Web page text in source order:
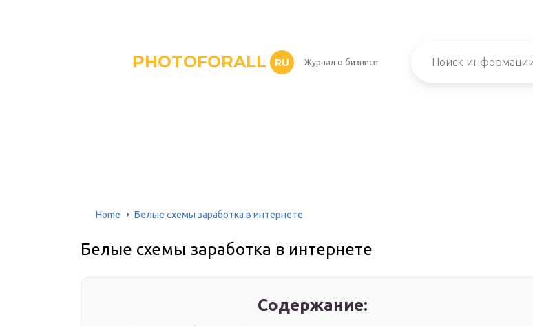
PHOTOFORALL RU Журнал о бизнесе
Home Белые схемы заработка в интернете
Белые схемы заработка в интернете
Содержание: